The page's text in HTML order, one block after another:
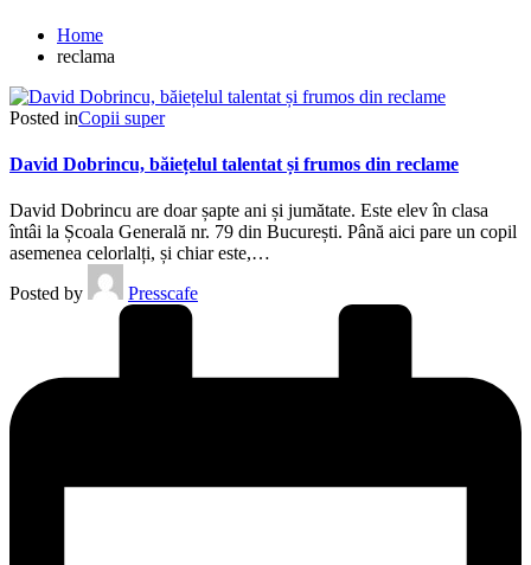
Home
reclama
Posted inCopii super
David Dobrincu, băiețelul talentat și frumos din reclame
David Dobrincu are doar șapte ani și jumătate. Este elev în clasa
întâi la Școala Generală nr. 79 din București. Până aici pare un copil
asemenea celorlalți, și chiar este,…
Posted by
Presscafe